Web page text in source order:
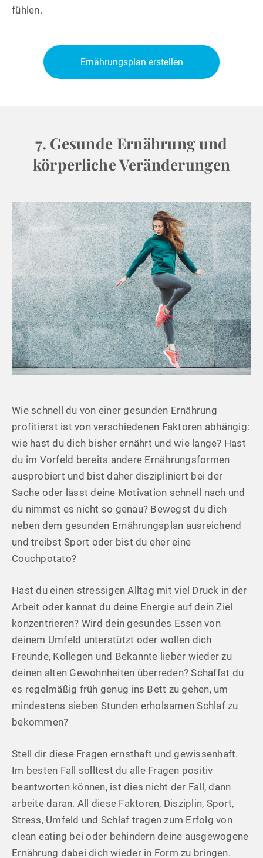
fühlen.
Ernährungsplan erstellen
7. Gesunde Ernährung und
körperliche Veränderungen
Wie schnell du von einer gesunden Ernährung
profitierst ist von verschiedenen Faktoren abhängig:
wie hast du dich bisher ernährt und wie lange? Hast
du im Vorfeld bereits andere Ernährungsformen
ausprobiert und bist daher diszipliniert bei der
Sache oder lässt deine Motivation schnell nach und
du nimmst es nicht so genau? Bewegst du dich
neben dem gesunden Ernährungsplan ausreichend
und treibst Sport oder bist du eher eine
Couchpotato?
Hast du einen stressigen Alltag mit viel Druck in der
Arbeit oder kannst du deine Energie auf dein Ziel
konzentrieren? Wird dein gesundes Essen von
deinem Umfeld unterstützt oder wollen dich
Freunde, Kollegen und Bekannte lieber wieder zu
deinen alten Gewohnheiten überreden? Schaffst du
es regelmäßig früh genug ins Bett zu gehen, um
mindestens sieben Stunden erholsamen Schlaf zu
bekommen?
Stell dir diese Fragen ernsthaft und gewissenhaft.
Im besten Fall solltest du alle Fragen positiv
beantworten können, ist dies nicht der Fall, dann
arbeite daran. All diese Faktoren, Disziplin, Sport,
Stress, Umfeld und Schlaf tragen zum Erfolg von
clean eating bei oder behindern deine ausgewogene
Ernährung dabei dich wieder in Form zu bringen.